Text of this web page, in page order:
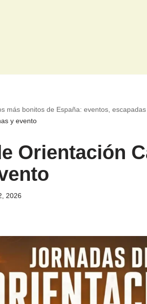
más bonitos de España: eventos,
y evento
Orientación
2026